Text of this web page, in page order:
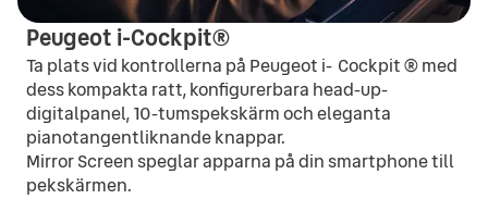
Peugeot i-Cockpit®
Ta plats vid kontrollerna på Peugeot i- Cockpit ® med
dess kompakta ratt, konfigurerbara head-up-
digitalpanel, 10-tumspekskärm och eleganta
pianotangentliknande knappar.
Mirror Screen speglar apparna på din smartphone till
pekskärmen.